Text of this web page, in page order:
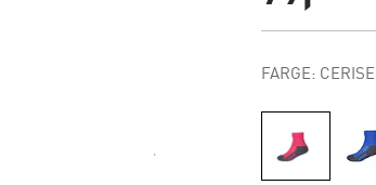
FARGE: CERISE